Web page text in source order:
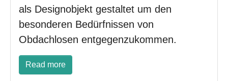
als Designobjekt gestaltet um den
besonderen Bedürfnissen von
Obdachlosen entgegenzukommen.
Read more